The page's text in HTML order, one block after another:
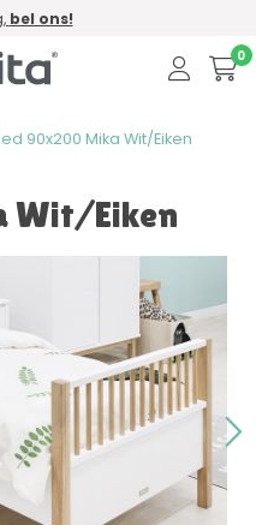
bel ons!
0
90x200 Mika Wit/Eiken
Wit/Eiken